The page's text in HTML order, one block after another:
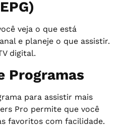
veja o que está
e planeje o que assistir.
digital.
Programas
para assistir mais
Pro permite que você
favoritos com facilidade.